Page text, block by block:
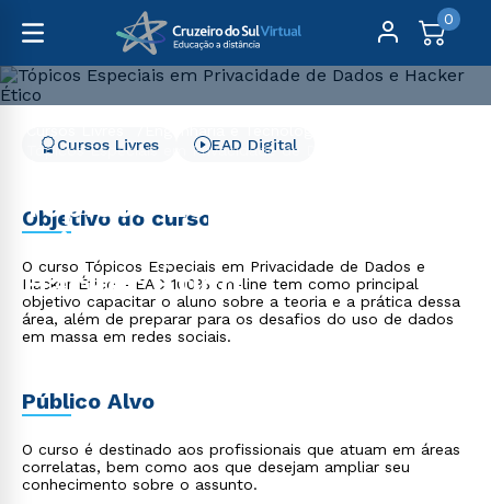
0
Tópicos Especiais em Privacidade de Dados e Hacker
Tópicos Especiais em
Privacidade de Dados e
Hacker Ético
Cursos Livres EAD Digital
Objetivo do curso
O curso Tópicos Especiais em Privacidade de Dados e
Hacker Ético - EAD 100% on-line tem como principal
objetivo capacitar o aluno sobre a teoria e a prática dessa
área, além de preparar para os desafios do uso de dados
em massa em redes sociais.
Público Alvo
O curso é destinado aos profissionais que atuam em áreas
correlatas, bem como aos que desejam ampliar seu
conhecimento sobre o assunto.